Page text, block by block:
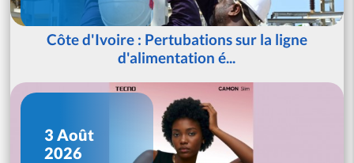
Côte d'Ivoire : Pertubations sur la ligne
d'alimentation é...
3 Août
2026